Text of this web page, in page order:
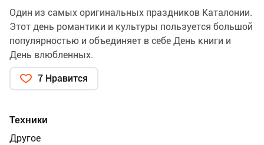
Один из самых оригинальных праздников Каталонии.
Этот день романтики и культуры пользуется большой
популярностью и объединяет в себе День книги и
День влюбленных.
7 Нравится
Техники
Другое